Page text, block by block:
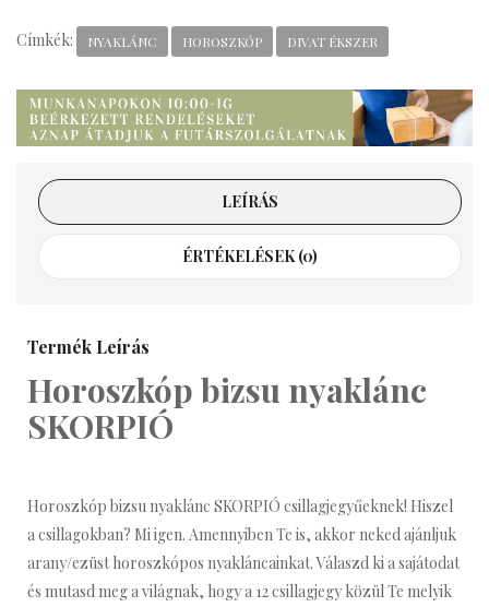
Címkék: NYAKLÁNC HOROSZKÓP DIVAT ÉKSZER
LEÍRÁS
ÉRTÉKELÉSEK (0)
Termék Leírás
Horoszkóp bizsu nyaklánc
SKORPIÓ
Horoszkóp bizsu nyaklánc SKORPIÓ csillagjegyűeknek! Hiszel
a csillagokban? Mi igen. Amennyiben Te is, akkor neked ajánljuk
arany/ezüst horoszkópos nyakláncainkat. Válaszd ki a sajátodat
és mutasd meg a világnak, hogy a 12 csillagjegy közül Te melyik